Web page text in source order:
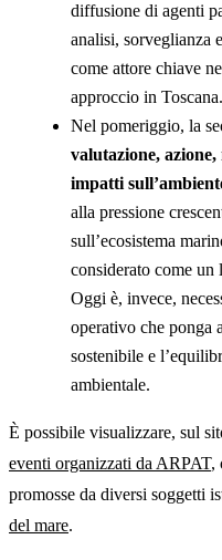
diffusione di agenti
analisi, sorveglianza
come attore chiave
approccio in Toscana.
Nel pomeriggio, la
valutazione,
impatti
alla pressione
sull’ecosistema
considerato come
Oggi è, invece,
operativo che ponga
sostenibile e
ambientale.
È possibile visualizzare, sul
eventi organizzati da ARPAT,
promosse da diversi soggetti
del mare.